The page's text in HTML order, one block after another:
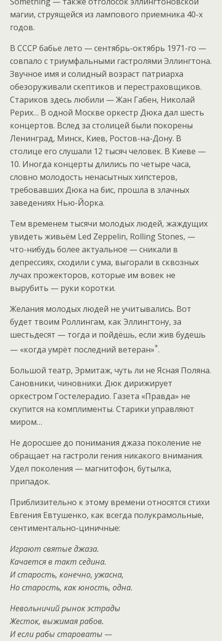
магии, струящейся из лампового приемника 40-х
годов.
В СССР бабье лето — сентябрь-октябрь 1971-го —
совпало с триумфальными гастролями Эллингтона.
Звучное имя и солидный возраст патриарха
обезоруживали скептиков и перестраховщиков.
Стариков здесь любили — Жан Габен, Николай
Рерих… В одной Москве оркестр Дюка дал шесть
концертов. Вслед за столицей были покорены
Ленинград, Минск, Киев, Ростов-на-Дону. В
столице его слушали 12 тысяч человек. В Киеве —
10. Иногда концерты длились по четыре часа,
словно молодость ненасытных хипстеров,
требовавших Дюка на бис, прошла в злачных
заведениях Нью-Йорка.
Тем временем тысячи молодых людей, жаждущих
увидеть живьём Led Zeppelin, Rolling Stones, —
что-нибудь более актуальное — сникали в
депрессиях, сходили с ума, выгорали в сквозных
лучах прожекторов, которые им вовек не
вырубить — руки коротки.
Желания молодых людей не учитывались. Вот
будет твоим Роллингам, как Эллингтону, за
шестьдесят — тогда и пойдёшь, если жив будешь
— «когда умрёт последний ветеран»*.
Большой театр, Эрмитаж, чуть ли не Ясная Поляна.
Сановники, чиновники. Дюк дирижирует
оркестром Гостелерадио. Газета «Правда» не
скупится на комплименты. Старики управляют
миром…
Не доросшее до понимания джаза поколение не
обращает на гастроли гения никакого внимания.
Удел поколения — магнитофон, бутылка,
припадок.
Приблизительно к этому времени относятся стихи
Евгения Евтушенко, как всегда полукрамольные,
сентиментально-циничные:
Играют святые джаза.
Качается в такт седина.
И старость, конечно, ужасна,
Но старость, как юность, одна.
Невольничий рынок эстрады
Жесток, выжимая рабов.
И если рабы староваты —